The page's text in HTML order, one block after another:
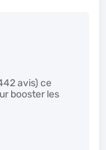
avis) ce
booster les